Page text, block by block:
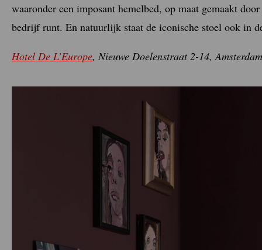
waaronder een imposant hemelbed, op maat gemaakt
bedrijf runt. En natuurlijk staat de iconische stoel ook in
Hotel De L’Europe, Nieuwe Doelenstraat 2-14, Amsterdam